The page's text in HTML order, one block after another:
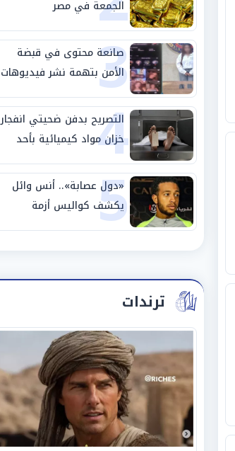
الجمعة في مصر
3
صانعة محتوى في قبضة
الأمن بتهمة نشر فيديوهات
خادشة للحياء
4
التصريح بدفن ضحيتي انفجار
خزان مواد كيميائية بأحد
مصانع الفيوم
5
«دول عصابة».. أنس وائل
يكشف كواليس أزمة
استبعاده المفاجئ من
ترندات